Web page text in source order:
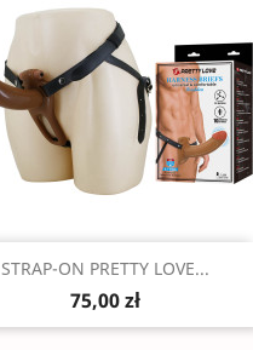
Szybki podgląd
STRAP-ON PRETTY LOVE...
75,00 zł